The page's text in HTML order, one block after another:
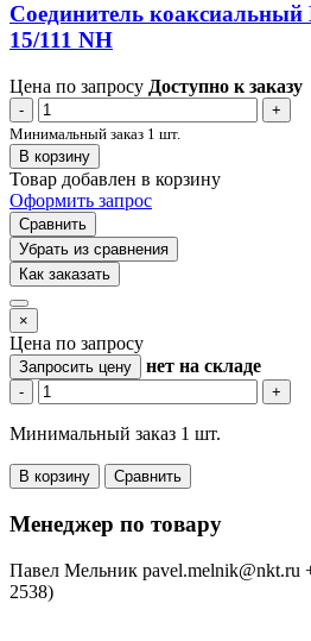
Соединитель коаксиальный
15/111 NH
Цена по запросу Доступно к заказу
-
+
Минимальный заказ 1 шт.
В корзину
Товар добавлен в корзину
Оформить запрос
Сравнить
Убрать из сравнения
Как заказать
×
Цена по запросу
Запросить цену нет на складе
- +
Минимальный заказ 1 шт.
В корзину Сравнить
Менеджер по товару
Павел Мельник pavel.melnik@nkt.ru
2538)